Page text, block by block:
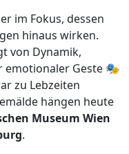
im Fokus, dessen
hinaus wirken.
von Dynamik,
emotionaler Geste 🎭
zu Lebzeiten
hängen heute
Museum Wien
.